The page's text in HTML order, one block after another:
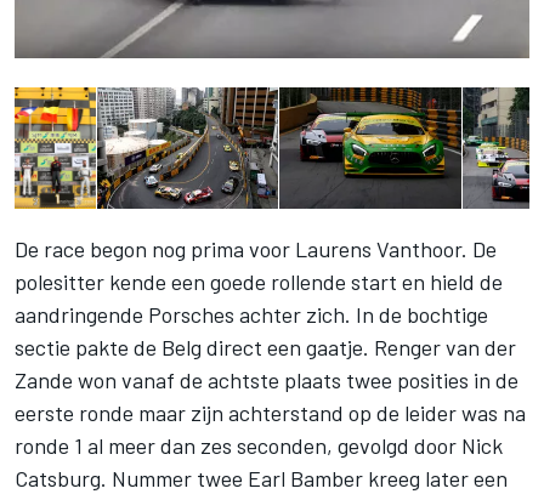
De race begon nog prima voor Laurens Vanthoor. De
polesitter kende een goede rollende start en hield de
aandringende Porsches achter zich. In de bochtige
sectie pakte de Belg direct een gaatje. Renger van der
Zande won vanaf de achtste plaats twee posities in de
eerste ronde maar zijn achterstand op de leider was na
ronde 1 al meer dan zes seconden, gevolgd door Nick
Catsburg. Nummer twee Earl Bamber kreeg later een